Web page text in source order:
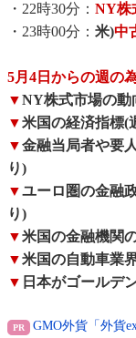
・22時30分： NY株
・23時00分： 米)中
5月4日からの週の
▼NY株式市場の動
▼米国の経済指標(
▼金融当局者や要
り)
▼ユーロ圏の金融
り)
▼米国の金融機関
▼米国の自動車業
▼ 日本がゴールデ
GMO外貨「外貨